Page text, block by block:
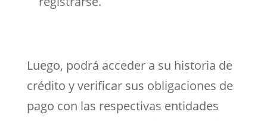
Luego, podrá acceder a su historia de
crédito y verificar sus obligaciones de
pago con las respectivas entidades